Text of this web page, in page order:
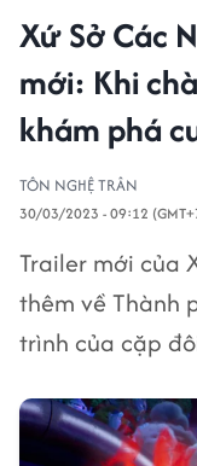
Xứ Sở Các
mới: Khi
khám phá
TÔN NGHỆ TRÂN
30/03/2023 - 09:12
Trailer mới của
thêm về Thành
trình của cặp